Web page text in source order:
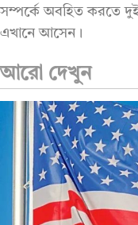
সম্পর্কে অবহিত করতে
এখানে আসেন।
আরো দেখুন